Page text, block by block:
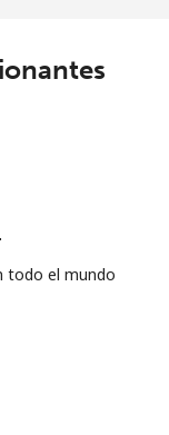
todo el mundo